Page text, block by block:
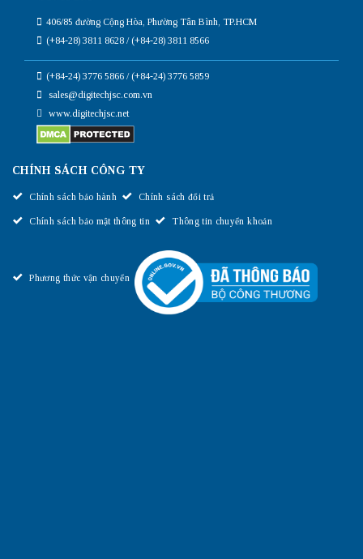
406/85 đường Cộng Hòa, Phường Tân Bình, TP.HCM
(+84-28) 3811 8628 / (+84-28) 3811 8566
(+84-24) 3776 5866 / (+84-24) 3776 5859
sales@digitechjsc.com.vn
www.digitechjsc.net
CHÍNH SÁCH CÔNG TY
Chính sách bảo hành Chính sách đổi trả
Chính sách bảo mật thông tin Thông tin chuyển khoản
Phương thức vận chuyển